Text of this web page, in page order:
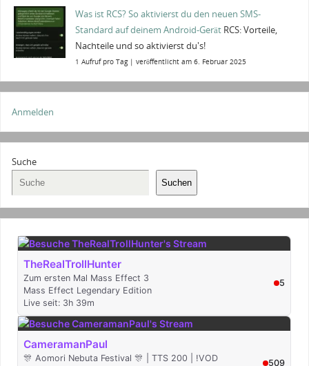
Was ist RCS? So aktivierst du den neuen SMS-
Standard auf deinem Android-Gerät RCS: Vorteile,
Nachteile und so aktivierst du's!
1 Aufruf pro Tag|veröffentlicht am 6. Februar 2025
Anmelden
Suche
Suchen